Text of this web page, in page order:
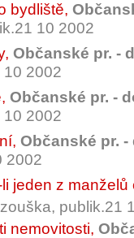
bydliště,
10 2002
, Občanské pr. -
2002
, Občanské pr. -
2002
, Občanské pr. -
2002
jeden z manželů
publik.21
nemovitosti,